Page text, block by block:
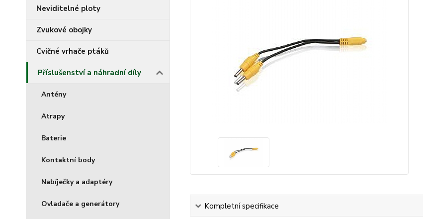
Neviditelné ploty
Zvukové obojky
Cvičné vrhače ptáků
Příslušenství a náhradní díly
Antény
Atrapy
Baterie
Kontaktní body
Nabíječky a adaptéry
Ovladače a generátory Kompletní specifikace